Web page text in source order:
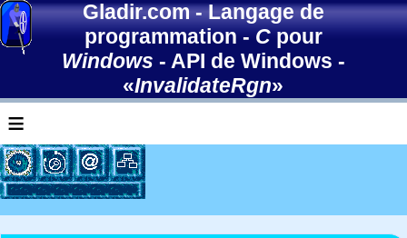
Gladir.com-Langage de
programmation-Cpour
Windows - API de Windows -
«InvalidateRgn»
≡